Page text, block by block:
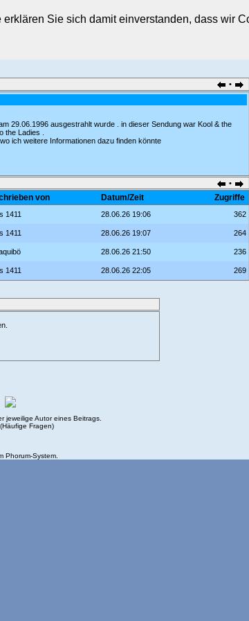
Sie sich damit einverstanden, dass wir
•
29.06.1996 ausgestrahlt wurde . in dieser Sendung war Kool & the
the Ladies .
ich weitere Informationen dazu finden könnte
•
von Datum/Zeit Zugriffe
1411 28.06.26 19:06 362
1411 28.06.26 19:07 264
28.06.26 21:50 236
1411 28.06.26 22:05 269
jeweilige Autor eines Beitrags.
(Häufige Fragen)
Phorum-System.